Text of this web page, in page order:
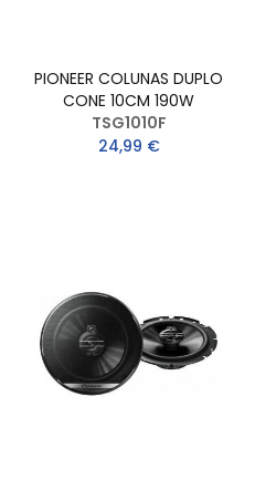
PIONEER COLUNAS DUPLO
CONE 10CM 190W
TSG1010F
24,99 €